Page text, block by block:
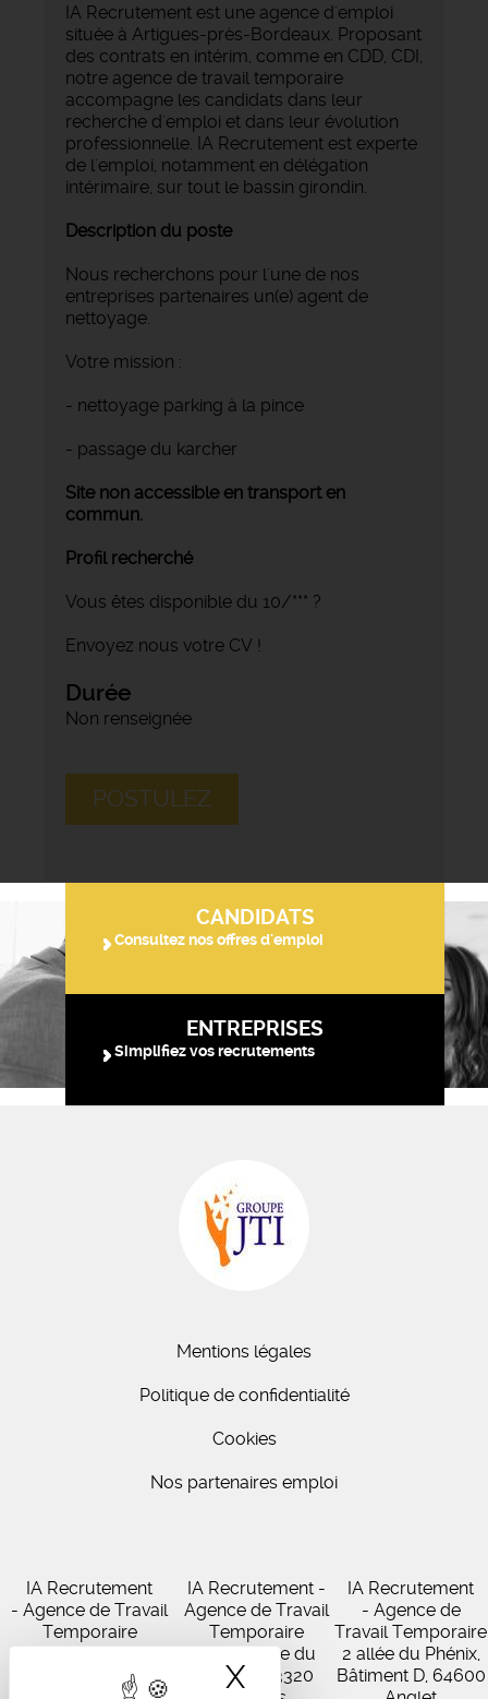
X Masquer le
IA Recrutement est une agence d'emploi
située à Artigues-près-Bordeaux. Proposant
des contrats en intérim, comme en CDD, CDI,
notre agence de travail temporaire
accompagne les candidats dans leur
recherche d'emploi et dans leur évolution
professionnelle. IA Recrutement est experte
de l'emploi, notamment en délégation
intérimaire, sur tout le bassin girondin.
Description du poste
Nous recherchons pour l'une de nos
entreprises partenaires un(e) agent de
nettoyage.
Votre mission :
- nettoyage parking à la pince
- passage du karcher
Site non accessible en transport en
commun.
Profil recherché
Vous êtes disponible du 10/*** ?
Envoyez nous votre CV !
Durée
Non renseignée
POSTULEZ
CANDIDATS
Consultez nos offres d'emploi
ENTREPRISES
Simplifiez vos recrutements
Mentions légales
Politique de confidentialité
Cookies
Nos partenaires emploi
IA Recrutement
- Agence de Travail
Temporaire
Virecourt, 33370
IA Recrutement -
Agence de Travail
Temporaire
102 Avenue du
Médoc, 33320
IA Recrutement
- Agence de
Travail Temporaire
2 allée du Phénix,
Bâtiment D, 64600